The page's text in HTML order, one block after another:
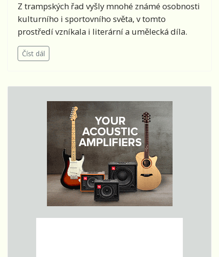
Z trampských řad vyšly mnohé známé osobnosti
kulturního i sportovního světa, v tomto
prostředí vzníkala i literární a umělecká díla.
Číst dál